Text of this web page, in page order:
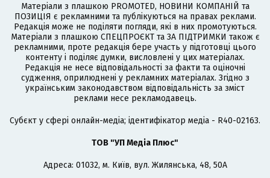
Матеріали з плашкою PROMOTED, НОВИНИ КОМПАНІЙ та
ПОЗИЦІЯ є рекламними та публікуються на правах реклами.
Редакція може не поділяти погляди, які в них промотуються.
Матеріали з плашкою СПЕЦПРОЄКТ та ЗА ПІДТРИМКИ також є
рекламними, проте редакція бере участь у підготовці цього
контенту і поділяє думки, висловлені у цих матеріалах.
Редакція не несе відповідальності за факти та оціночні
судження, оприлюднені у рекламних матеріалах. Згідно з
українським законодавством відповідальність за зміст
реклами несе рекламодавець.
Cубєкт у сфері онлайн-медіа; ідентифікатор медіа - R40-02163.
ТОВ "УП Медіа Плюс"
Адреса: 01032, м. Київ, вул. Жилянська, 48, 50А